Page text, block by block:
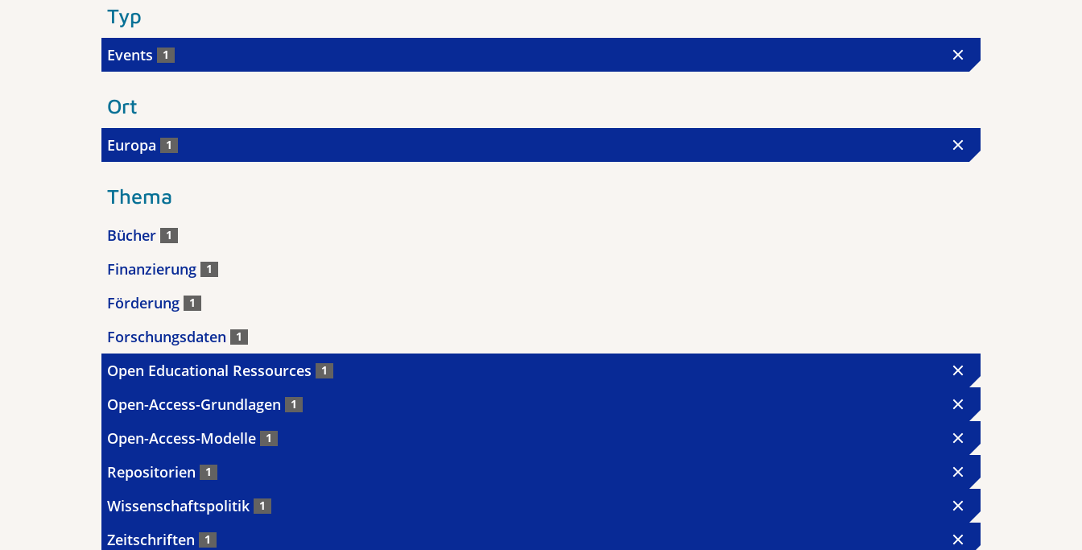
Typ
Events 1
Ort
Europa 1
Thema
Bücher 1
Finanzierung 1
Förderung 1
Forschungsdaten 1
Open Educational Ressources 1
Open-Access-Grundlagen 1
Open-Access-Modelle 1
Repositorien 1
Wissenschaftspolitik 1
Zeitschriften 1